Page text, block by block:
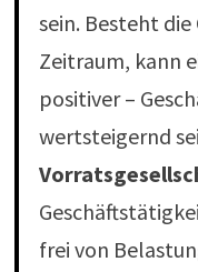
sein. Besteht
Zeitraum, kann
positiver –
wertsteigernd
frei von